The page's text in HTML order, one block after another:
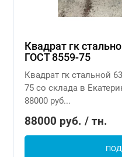
Квадрат гк
ГОСТ 8559-75
Квадрат гк стальной
75 со склада в
88000 руб...
88000 руб. / тн.